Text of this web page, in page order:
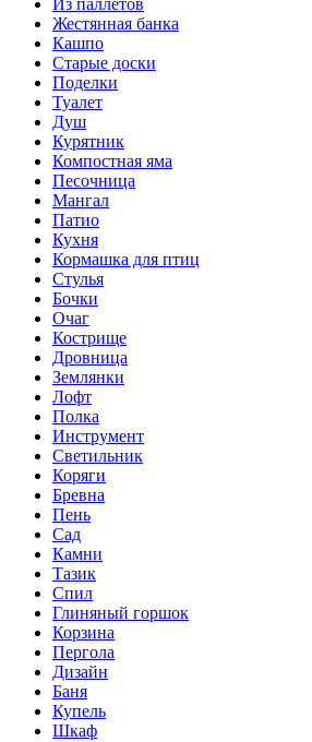
Жестянная банка
Кашпо
Старые доски
Поделки
Туалет
Душ
Курятник
Компостная яма
Песочница
Мангал
Патио
Кухня
Кормашка для птиц
Стулья
Бочки
Очаг
Кострище
Дровница
Землянки
Лофт
Полка
Инструмент
Светильник
Коряги
Бревна
Пень
Сад
Камни
Тазик
Спил
Глиняный горшок
Корзина
Пергола
Дизайн
Баня
Купель
Шкаф